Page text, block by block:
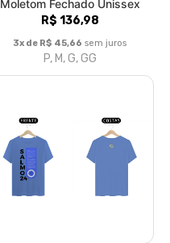
T-Shirt Estonada SALMO 24
R$ 116,93